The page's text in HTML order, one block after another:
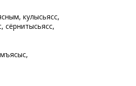
кулысьясӧс,
сёрнитысьясӧс,